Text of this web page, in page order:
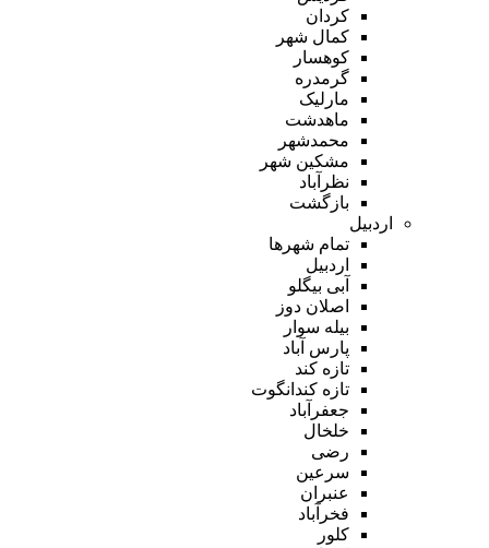
کردان
کمال شهر
کوهسار
گرمدره
مارلیک
ماهدشت
محمدشهر
مشکین شهر
نظرآباد
بازگشت
اردبیل
تمام شهر‌ها
اردبیل
آبی بیگلو
اصلان دوز
بیله سوار
پارس آباد
تازه کند
تازه کندانگوت
جعفرآباد
خلخال
رضی
سرعین
عنبران
فخرآباد
کلور